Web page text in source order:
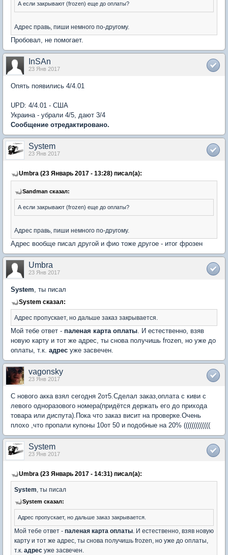
А если закрывают (frozen) еще до оплаты?
Адрес правь, пиши немного по-другому.
Пробовал, не помогает.
InSAn
23 Янв 2017
Опять появились 4/4.01
UPD: 4/4.01 - США
Украина - убрали 4/5, дают 3/4
Сообщение отредактировано.
System
23 Янв 2017
Umbra (23 Январь 2017 - 13:28) писал(а):
Sandman сказал:
А если закрывают (frozen) еще до оплаты?
Адрес правь, пиши немного по-другому.
Адрес вообще писал другой и фио тоже другое - итог фрозен
Umbra
23 Янв 2017
System, ты писал
System сказал:
Адрес пропускает, но дальше заказ закрывается.
Мой тебе ответ - паленая карта оплаты. И естественно, взяв
новую карту и тот же адрес, ты снова получишь frozen, но уже до
оплаты, т.к. адрес уже засвечен.
vagonsky
23 Янв 2017
С нового акка взял сегодня 2от5.Сделал заказ,оплата с киви с
левого одноразового номера(придётся держать его до прихода
товара или диспута).Пока что заказ висит на проверке.Очень
плохо ,что пропали купоны 10от 50 и подобные на 20% (((((((((((((
System
23 Янв 2017
Umbra (23 Январь 2017 - 14:31) писал(а):
System , ты писал
System сказал:
Адрес пропускает, но дальше заказ закрывается.
Мой тебе ответ - паленая карта оплаты . И естественно, взяв новую
карту и тот же адрес, ты снова получишь frozen, но уже до оплаты,
т.к. адрес уже засвечен.